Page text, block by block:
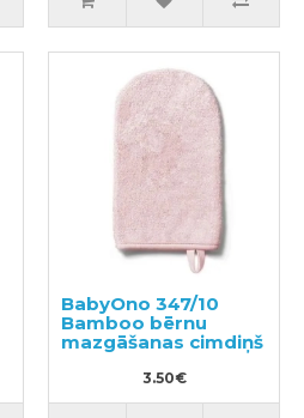
BabyOno 347/10
Bamboo bērnu
mazgāšanas cimdiņš
3.50€